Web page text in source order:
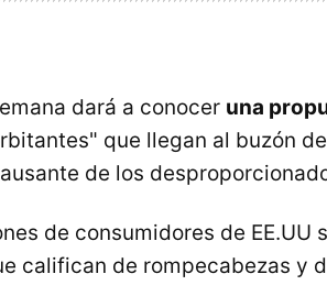
dará a conocer una
que llegan al buzón
de los
de consumidores de EE.UU
califican de rompecabezas y